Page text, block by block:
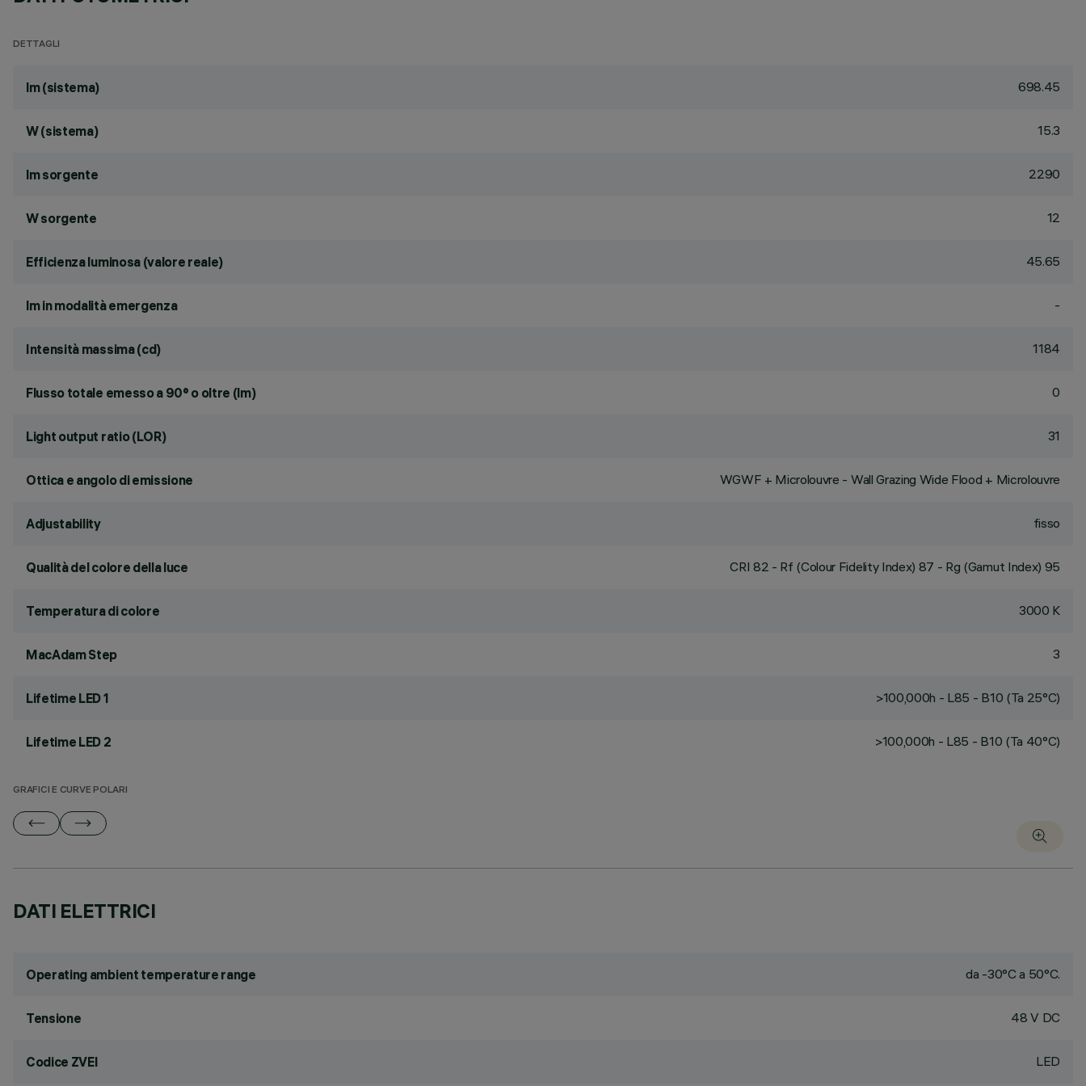
DETTAGLI
lm (sistema) 698.45
W (sistema) 15.3
lm sorgente 2290
W sorgente 12
Efficienza luminosa (valore reale) 45.65
lm in modalità emergenza -
Intensità massima (cd) 1184
Flusso totale emesso a 90° o oltre (lm) 0
Light output ratio (LOR) 31
Ottica e angolo di emissione WGWF + Microlouvre - Wall Grazing Wide Flood + Microlouvre
Adjustability fisso
Qualità del colore della luce CRI 82 - Rf (Colour Fidelity Index) 87 - Rg (Gamut Index) 95
Temperatura di colore 3000 K
MacAdam Step 3
Lifetime LED 1 >100,000h - L85 - B10 (Ta 25°C)
Lifetime LED 2 >100,000h - L85 - B10 (Ta 40°C)
GRAFICI E CURVE POLARI
DATI ELETTRICI
Operating ambient temperature range da -30°C a 50°C.
Tensione 48 V DC
Codice ZVEI LED